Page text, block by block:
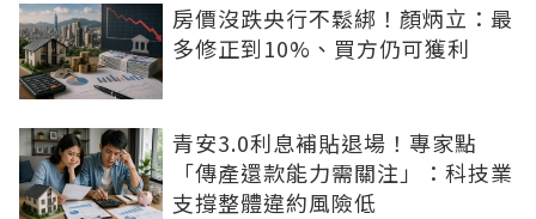
房價沒跌央行不鬆綁！顏炳立：最
多修正到10%、買方仍可獲利
青安3.0利息補貼退場！專家點
「傳產還款能力需關注」：科技業
支撐整體違約風險低